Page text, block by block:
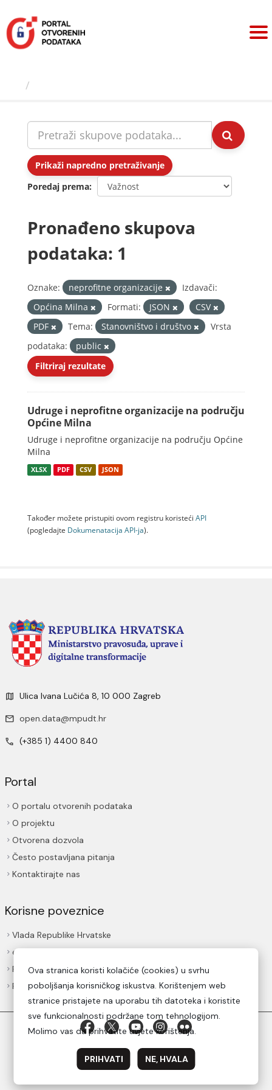
sadržaj
Prikaži napredno pretraživanje
Poredaj prema
Pronađeno skupova
podataka: 1
Oznake: neprofitne organizacije
Izdavači:
Općina Milna
Formati: JSON
CSV
PDF
Tema: Stanovništvo i društvo
Vrsta
podataka:
public
Filtriraj rezultate
Udruge i neprofitne organizacije na području
Općine Milna
Udruge i neprofitne organizacije na području Općine
Milna
XLSX PDF CSV JSON
Također možete pristupiti ovom registru koristeći API
(pogledajte Dokumenаtаcijа API-jа).